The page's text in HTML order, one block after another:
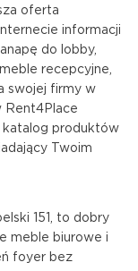
oferta
informacji
do lobby,
recepcyjne,
swojej firmy w
Rent4Place
produktów
Twoim
151, to dobry
meble biurowe i
foyer bez